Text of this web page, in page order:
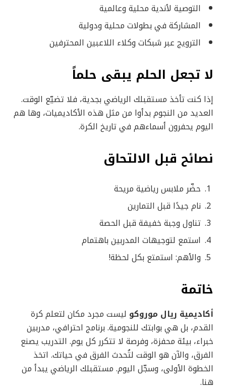
التوصية لأندية محلية وعالمية
المشاركة في بطولات محلية ودولية
الترويج عبر شبكات وكلاء اللاعبين المحترفين
لا تجعل الحلم يبقى حلماً
إذا كنت تأخذ مستقبلك الرياضي بجدية، فلا تضيّع الوقت.
العديد من النجوم بدأوا من مثل هذه الأكاديميات، وها هم
اليوم يحفرون أسماءهم في تاريخ الكرة.
نصائح قبل الالتحاق
حضّر ملابس رياضية مريحة
نام جيدًا قبل التمارين
تناول وجبة خفيفة قبل الحصة
استمع لتوجيهات المدربين باهتمام
والأهم: استمتع بكل لحظة!
خاتمة
أكاديمية ريال موروكو ليست مجرد مكان لتعلم كرة
القدم، بل هي بوابتك للنجومية. برنامج احترافي، مدربين
خبراء، بيئة محفزة، وفرصة لا تتكرر كل يوم. التدريب يصنع
الفرق، والآن هو الوقت لتُحدث الفرق في حياتك. اتخذ
الخطوة الأولى، وسجّل اليوم. مستقبلك الرياضي يبدأ من
هنا.